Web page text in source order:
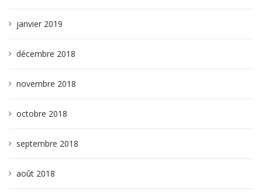
janvier 2019
décembre 2018
novembre 2018
octobre 2018
septembre 2018
août 2018